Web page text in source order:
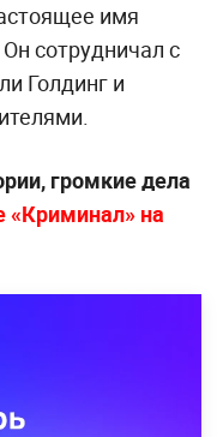
имя
сотрудничал с
Голдинг и
громкие дела
«Криминал» на